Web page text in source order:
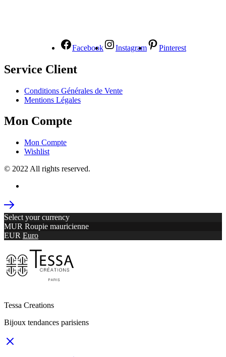
Facebook Instagram Pinterest
Service Client
Conditions Générales de Vente
Mentions Légales
Mon Compte
Mon Compte
Wishlist
© 2022 All rights reserved.
Select your currency
MUR Roupie mauricienne
EUR Euro
Tessa Creations
Bijoux tendances parisiens